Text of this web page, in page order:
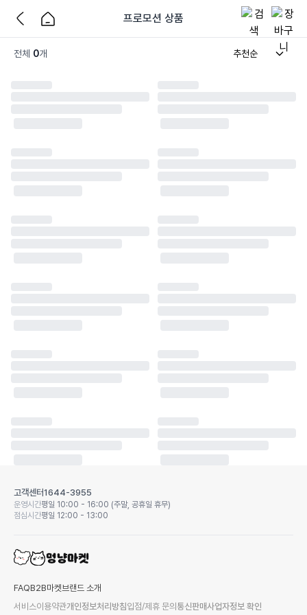
프로모션 상품
전체 0개 추천순
고객센터1644-3955
운영시간평일 10:00 - 16:00 (주말, 공휴일 휴무)
점심시간평일 12:00 - 13:00
FAQB2B마켓 브랜드 소개
서비스이용약관개인정보처리방침입점/제휴 문의통신판매사업자정보 확인